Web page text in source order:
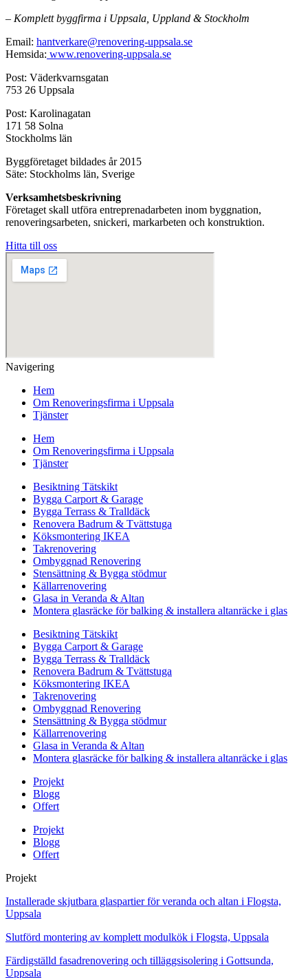
– Komplett byggfirma i Uppsala, Uppland & Stockholm
Email: hantverkare@renovering-uppsala.se
Hemsida: www.renovering-uppsala.se
Post: Väderkvarnsgatan
753 26 Uppsala
Post: Karolinagatan
171 58 Solna
Stockholms län
Byggföretaget bildades år 2015
Säte: Stockholms län, Sverige
Verksamhetsbeskrivning
Företaget skall utföra entreprenadarbeten inom byggnation,
renoveringsarbeten, snickeri, markarbeten och konstruktion.
Hitta till oss
Navigering
Hem
Om Renoveringsfirma i Uppsala
Tjänster
Hem
Om Renoveringsfirma i Uppsala
Tjänster
Besiktning Tätskikt
Bygga Carport & Garage
Bygga Terrass & Tralldäck
Renovera Badrum & Tvättstuga
Köksmontering IKEA
Takrenovering
Ombyggnad Renovering
Stensättning & Bygga stödmur
Källarrenovering
Glasa in Veranda & Altan
Montera glasräcke för balking & installera altanräcke i glas
Besiktning Tätskikt
Bygga Carport & Garage
Bygga Terrass & Tralldäck
Renovera Badrum & Tvättstuga
Köksmontering IKEA
Takrenovering
Ombyggnad Renovering
Stensättning & Bygga stödmur
Källarrenovering
Glasa in Veranda & Altan
Montera glasräcke för balking & installera altanräcke i glas
Projekt
Blogg
Offert
Projekt
Blogg
Offert
Projekt
Installerade skjutbara glaspartier för veranda och altan i Flogsta,
Uppsala
Slutförd montering av komplett modulkök i Flogsta, Uppsala
Färdigställd fasadrenovering och tilläggsisolering i Gottsunda,
Uppsala